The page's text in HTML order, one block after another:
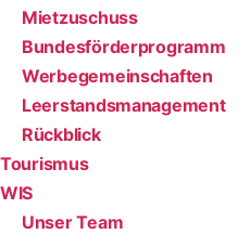
Mietzuschuss
Bundesförderprogramm
Werbegemeinschaften
Leerstandsmanagement
Rückblick
Tourismus
WIS
Unser Team